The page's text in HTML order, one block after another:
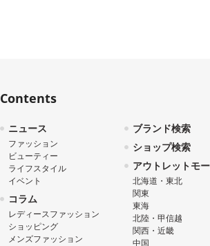
Contents
ニュース
ファッション
ビューティー
ライフスタイル
イベント
コラム
レディースファッション
ショッピング
メンズファッション
ブランド検索
ショップ検索
アウトレットモ
北海道・東北
関東
東海
北陸・甲信越
関西・近畿
中国